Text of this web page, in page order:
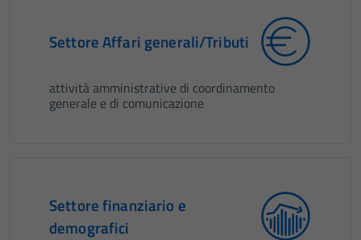
Settore Affari generali/Tributi
attività amministrative di coordinamento
generale e di comunicazione
Settore finanziario e
demografici